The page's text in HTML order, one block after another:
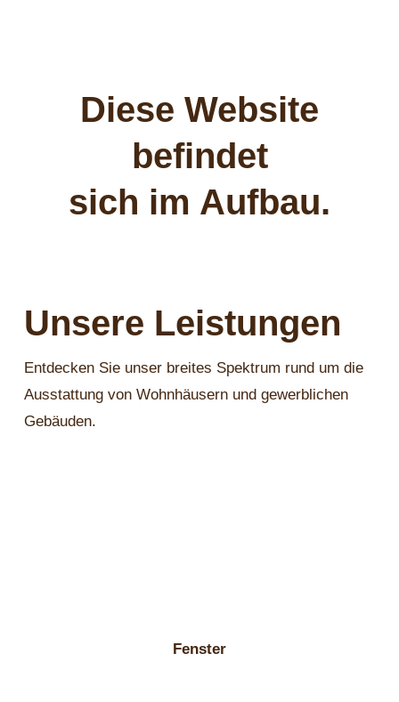
Diese Website
befindet
sich im Aufbau.
Unsere Leistungen
Entdecken Sie unser breites Spektrum rund um die
Ausstattung von Wohnhäusern und gewerblichen
Gebäuden.
Fenster